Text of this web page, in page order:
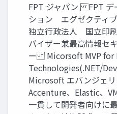
FPT ジャパン FPT デ
ション エグゼクテ
独立行政法人 国立印
バイザー兼最高情報セ
ー Micorsoft MVP for
Technologies(.NET/
Microsoft エバンジェリ
Accenture、Elastic、
一貫して開発者向けに